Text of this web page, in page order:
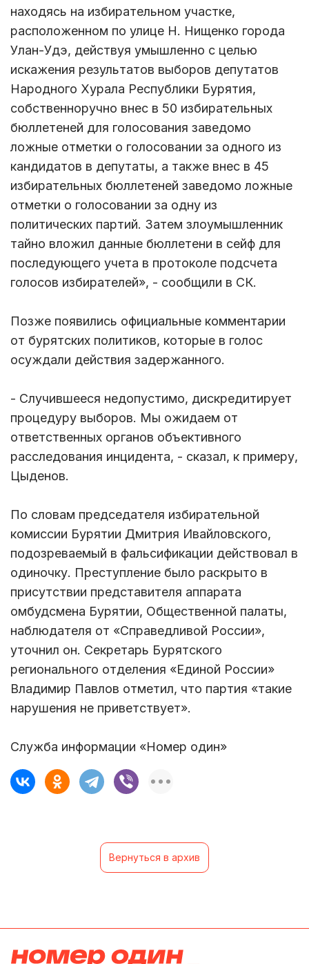
находясь на избирательном участке,
расположенном по улице Н. Нищенко города
Улан-Удэ, действуя умышленно с целью
искажения результатов выборов депутатов
Народного Хурала Республики Бурятия,
собственноручно внес в 50 избирательных
бюллетеней для голосования заведомо
ложные отметки о голосовании за одного из
кандидатов в депутаты, а также внес в 45
избирательных бюллетеней заведомо ложные
отметки о голосовании за одну из
политических партий. Затем злоумышленник
тайно вложил данные бюллетени в сейф для
последующего учета в протоколе подсчета
голосов избирателей», - сообщили в СК.
Позже появились официальные комментарии
от бурятских политиков, которые в голос
осуждали действия задержанного.
- Случившееся недопустимо, дискредитирует
процедуру выборов. Мы ожидаем от
ответственных органов объективного
расследования инцидента, - сказал, к примеру,
Цыденов.
По словам председателя избирательной
комиссии Бурятии Дмитрия Ивайловского,
подозреваемый в фальсификации действовал в
одиночку. Преступление было раскрыто в
присутствии представителя аппарата
омбудсмена Бурятии, Общественной палаты,
наблюдателя от «Справедливой России»,
уточнил он. Секретарь Бурятского
регионального отделения «Единой России»
Владимир Павлов отметил, что партия «такие
нарушения не приветствует».
Служба информации «Номер один»
Вернуться в архив